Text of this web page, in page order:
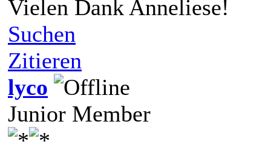
Vielen Dank Anneliese!
Suchen
Zitieren
lyco
Junior Member